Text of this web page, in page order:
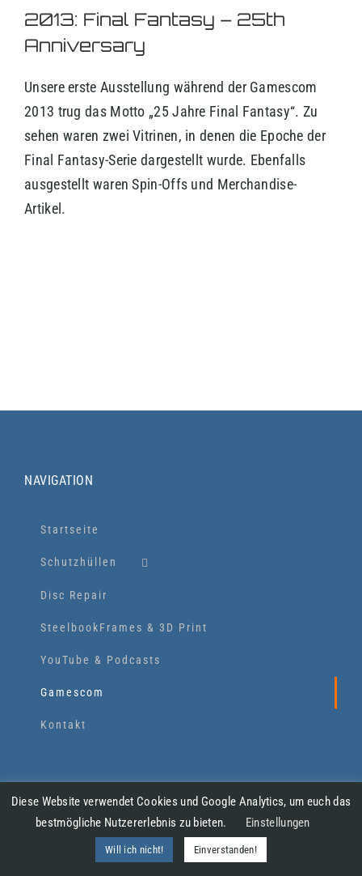
2013: Final Fantasy – 25th
Anniversary
Unsere erste Ausstellung während der Gamescom
2013 trug das Motto „25 Jahre Final Fantasy“. Zu
sehen waren zwei Vitrinen, in denen die Epoche der
Final Fantasy-Serie dargestellt wurde. Ebenfalls
ausgestellt waren Spin-Offs und Merchandise-
Artikel.
NAVIGATION
Startseite
Schutzhüllen
Disc Repair
SteelbookFrames & 3D Print
YouTube & Podcasts
Gamescom
Kontakt
Diese Website verwendet Cookies und Google Analytics, um euch das
bestmögliche Nutzererlebnis zu bieten.
Einstellungen
Will ich nicht! Einverstanden!